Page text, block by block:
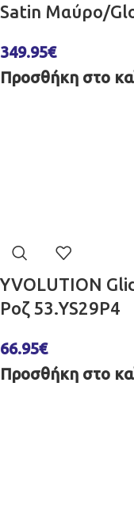
Satin Μαύρο/
349.95€
Προσθήκη στο
YVOLUTION
Ροζ 53.YS29P4
66.95€
Προσθήκη στο